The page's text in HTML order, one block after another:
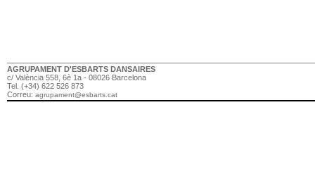
AGRUPAMENT D'ESBARTS DANSAIRES
c/ València 558, 6è 1a - 08026 Barcelona
Tel. (+34) 622 526 873
Correu: agrupament@esbarts.cat